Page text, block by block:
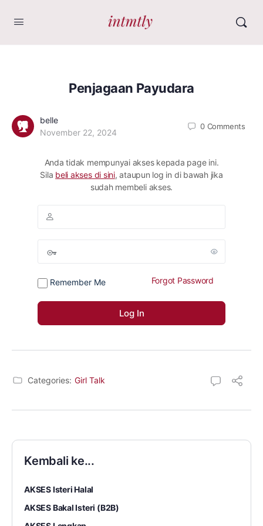
Penjagaan Payudara
belle
November 22, 2024
0 Comments
Anda tidak mempunyai akses kepada page ini.
Sila beli akses di sini, ataupun log in di bawah jika
sudah membeli akses.
Remember Me Forgot Password
Categories: Girl Talk
Kembali ke...
AKSES Isteri Halal
AKSES Bakal Isteri (B2B)